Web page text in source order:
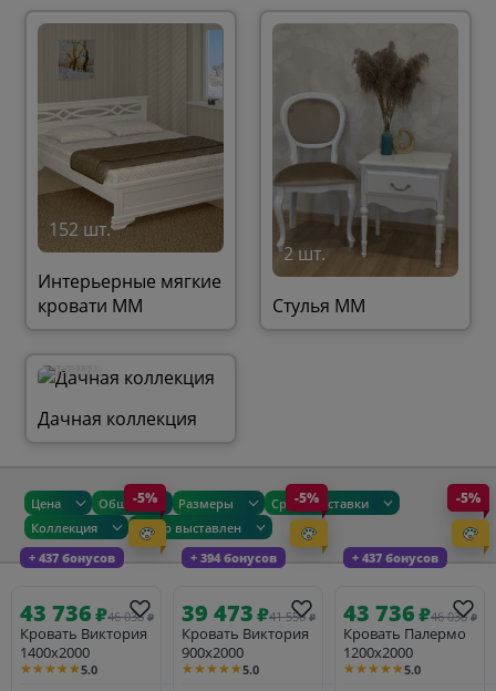
152 шт.
Интерьерные мягкие
кровати ММ
2 шт.
Стулья ММ
58 шт.
Дачная коллекция
Цена Общие Размеры
Сроки доставки
Коллекция
Товар выставлен
+ 437 бонусов
-5%
43 736₽46 038 ₽
Кровать Виктория
1400х2000
★★★★★5.0
+ 394 бонусов
-5%
39 473₽41 550 ₽
Кровать Виктория
900х2000
★★★★★5.0
+ 437 бонусов
-5%
43 736₽46 038 ₽
Кровать Палермо
1200х2000
★★★★★5.0